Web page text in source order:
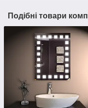
Подібні товари